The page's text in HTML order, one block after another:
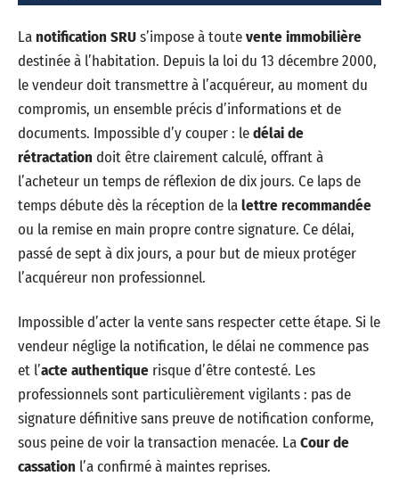
Lanotification SRUs’impose à toutevente immobilière
destinée à l’habitation. Depuis la loi du 13 décembre 2000,
le vendeur doit transmettre à l’acquéreur, au moment du
compromis, un ensemble précis d’informations et de
documents. Impossible d’y couper : ledélai de
rétractation doit être clairement calculé, offrant à
l’acheteur un temps de réflexion de dix jours. Ce laps de
temps débute dès la réception de lalettre recommandée
ou la remise en main propre contre signature. Ce délai,
passé de sept à dix jours, a pour but de mieux protéger
l’acquéreur non professionnel.
Impossible d’acter la vente sans respecter cette étape. Si le
vendeur néglige la notification, le délai ne commence pas
et l’acte authentique risque d’être contesté. Les
professionnels sont particulièrement vigilants : pas de
signature définitive sans preuve de notification conforme,
sous peine de voir la transaction menacée. LaCour de
cassation l’a confirmé à maintes reprises.